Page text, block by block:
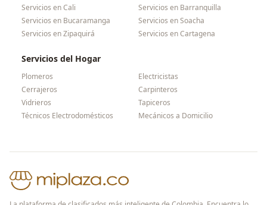
Servicios enCali Servicios en Barranquilla
Servicios en Bucaramanga Servicios enSoacha
Servicios enZipaquirá Servicios enCartagena
Servicios del Hogar
Plomeros
Electricistas
Cerrajeros
Carpinteros
Vidrieros
Tapiceros
Técnicos Electrodomésticos
Mecánicos a Domicilio